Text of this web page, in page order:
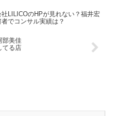
LILICOのHPが見れない？福井宏
者でコンサル実績は？
部美佳
てる店